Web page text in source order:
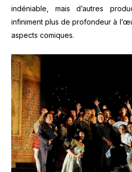
indéniable, mais d’autres
infiniment plus de profondeur à
aspects comiques.